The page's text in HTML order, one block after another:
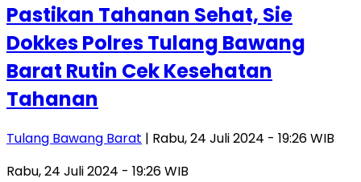
Pastikan Tahanan Sehat, Sie
Dokkes Polres Tulang Bawang
Barat Rutin Cek Kesehatan
Tahanan
Tulang Bawang Barat | Rabu, 24 Juli 2024 - 19:26 WIB
Rabu, 24 Juli 2024 - 19:26 WIB